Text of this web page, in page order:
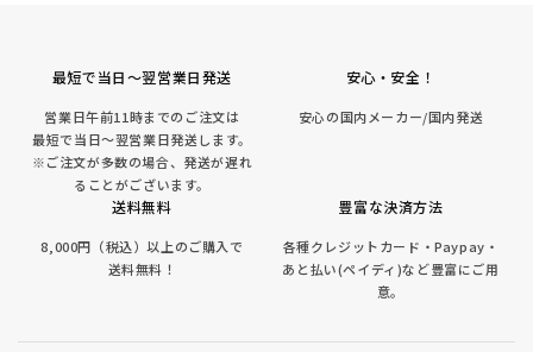
最短で当日～翌営業日発送
営業日午前11時までのご注文は
最短で当日～翌営業日発送します。
※ご注文が多数の場合、発送が遅れ
ることがございます。
安心・安全！
安心の国内メーカー/国内発送
送料無料
8,000円（税込）以上のご購入で
送料無料！
豊富な決済方法
各種クレジットカード・Paypay・
あと払い(ペイディ)など豊富にご用
意。